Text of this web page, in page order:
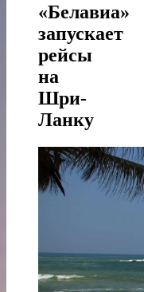
«Белавиа»
запускает
рейсы
на
Шри-
Ланку